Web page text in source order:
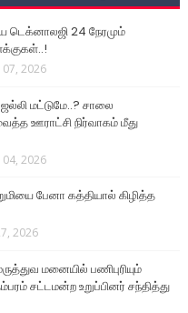
டெக்னாலஜி 24 நேரமும்
07, 2026
மட்டுமே..? சாலை
ஊராட்சி நிர்வாகம் மீது
04, 2026
பேனா கத்தியால் கிழித்த
2026
மனையில் பணிபுரியும்
சட்டமன்ற உறுப்பினர் சந்தித்து